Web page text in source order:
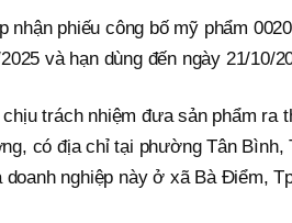
nhận phiếu công bố mỹ phẩm
và hạn dùng đến ngày 21/10/
trách nhiệm đưa sản phẩm ra
có địa chỉ tại phường Tân Bình,
nghiệp này ở xã Bà Điểm,